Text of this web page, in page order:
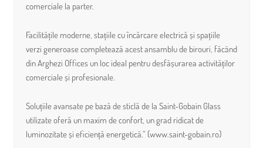
comerciale la parter.
Facilitățile moderne, stațiile cu încărcare electrică și spațiile
verzi generoase completează acest ansamblu de birouri, făcând
din Arghezi Offices un loc ideal pentru desfășurarea activităților
comerciale și profesionale.
Soluțiile avansate pe bază de sticlă de la Saint-Gobain Glass
utilizate oferă un maxim de confort, un grad ridicat de
luminozitate și eficiență energetică.” (www.saint-gobain.ro)